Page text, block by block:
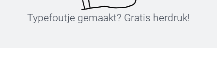
Typefoutje gemaakt? Gratis herdruk!